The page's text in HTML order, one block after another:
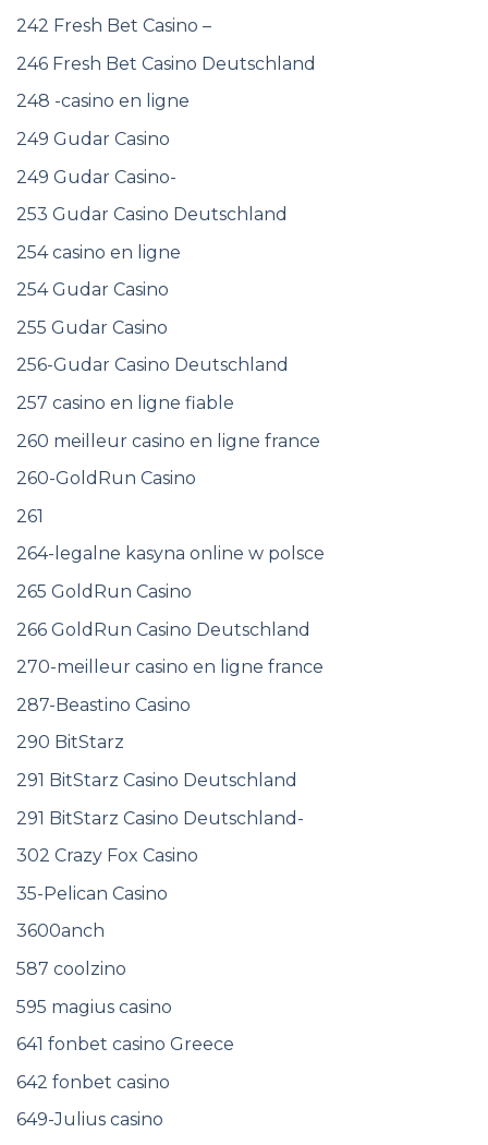
242 Fresh Bet Casino –
246 Fresh Bet Casino Deutschland
248 -casino en ligne
249 Gudar Casino
249 Gudar Casino-
253 Gudar Casino Deutschland
254 casino en ligne
254 Gudar Casino
255 Gudar Casino
256-Gudar Casino Deutschland
257 casino en ligne fiable
260 meilleur casino en ligne france
260-GoldRun Casino
261
264-legalne kasyna online w polsce
265 GoldRun Casino
266 GoldRun Casino Deutschland
270-meilleur casino en ligne france
287-Beastino Casino
290 BitStarz
291 BitStarz Casino Deutschland
291 BitStarz Casino Deutschland-
302 Crazy Fox Casino
35-Pelican Casino
3600anch
587 coolzino
595 magius casino
641 fonbet casino Greece
642 fonbet casino
649-Julius casino